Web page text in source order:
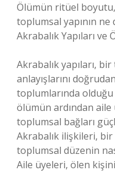
Ölümün ritüel
toplumsal yapının
Akrabalık Yapıları ve
Akrabalık yapıları,
anlayışlarını
toplumlarında
ölümün ardından
toplumsal bağları
Akrabalık ilişkileri,
toplumsal düzenin
Aile üyeleri, ölen